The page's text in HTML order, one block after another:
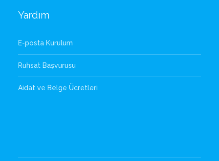
Yardım
E-posta Kurulum
Ruhsat Başvurusu
Aidat ve Belge Ücretleri